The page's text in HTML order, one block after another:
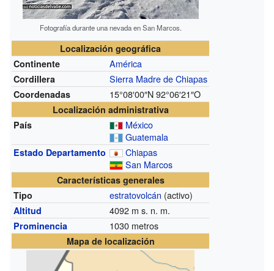
Fotografía durante una nevada en San Marcos.
Localización geográfica
Continente
América
Cordillera Sierra Madre de Chiapas
Coordenadas 15°08′00″N92°06′21″O
Localización administrativa
País
México
Guatemala
Estado Departamento
Chiapas
San Marcos
Características generales
Tipo
estratovolcán (activo)
Altitud 4092 m s. n. m.
Prominencia 1030 metros
Mapa de localización